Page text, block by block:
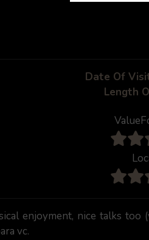
Date Of
Length
enjoyment, nice talks too
vc.